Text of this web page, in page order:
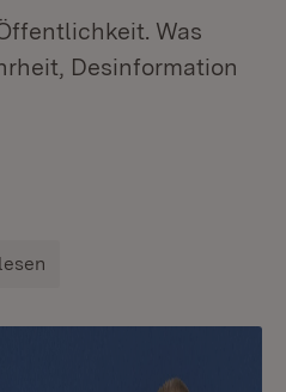
Was
Desinformation